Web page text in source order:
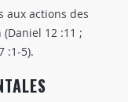
aux actions des
12 :11 ;
:1-5).